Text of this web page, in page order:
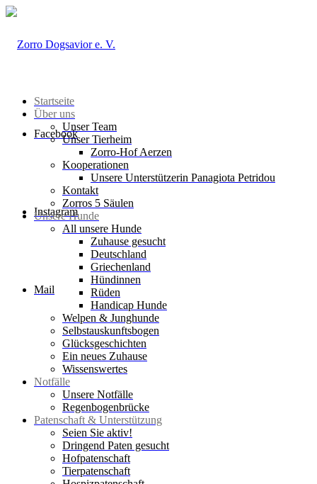
Facebook
Instagram
Mail
Startseite
Über uns
Unser Team
Unser Tierheim
Zorro-Hof Aerzen
Kooperationen
Unsere Unterstützerin Panagiota Petridou
Kontakt
Zorros 5 Säulen
Unsere Hunde
All unsere Hunde
Zuhause gesucht
Deutschland
Griechenland
Hündinnen
Rüden
Handicap Hunde
Welpen & Junghunde
Selbstauskunftsbogen
Glücksgeschichten
Ein neues Zuhause
Wissenswertes
Notfälle
Unsere Notfälle
Regenbogenbrücke
Patenschaft & Unterstützung
Seien Sie aktiv!
Dringend Paten gesucht
Hofpatenschaft
Tierpatenschaft